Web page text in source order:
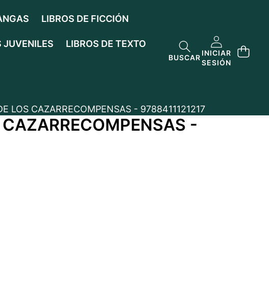
LIBROS DE FICCIÓN
JUVENILES LIBROS DE TEXTO
BUSCAR
INICIAR
SESIÓN
LOS CAZARRECOMPENSAS - 9788411121217
-